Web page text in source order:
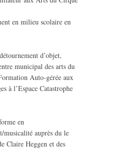
en milieu scolaire en
d’objet,
municipal des arts du
Auto-gérée aux
à l’Espace Catastrophe
en
musicalité auprès du le
Claire Heggen et des